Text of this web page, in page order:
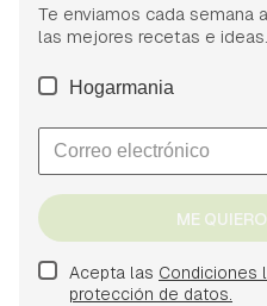
Te enviamos cada semana
las mejores recetas e ideas.
Hogarmania
ME
Acepta las Condiciones
protección de datos.